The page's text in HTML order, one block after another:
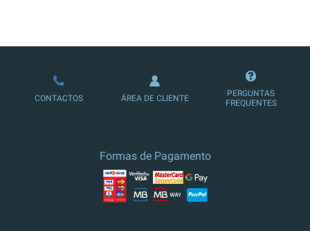
LOJA DE ASSINATURAS
CONTACTOS ÁREA DE CLIENTE
PERGUNTAS
FREQUENTES
Formas de Pagamento